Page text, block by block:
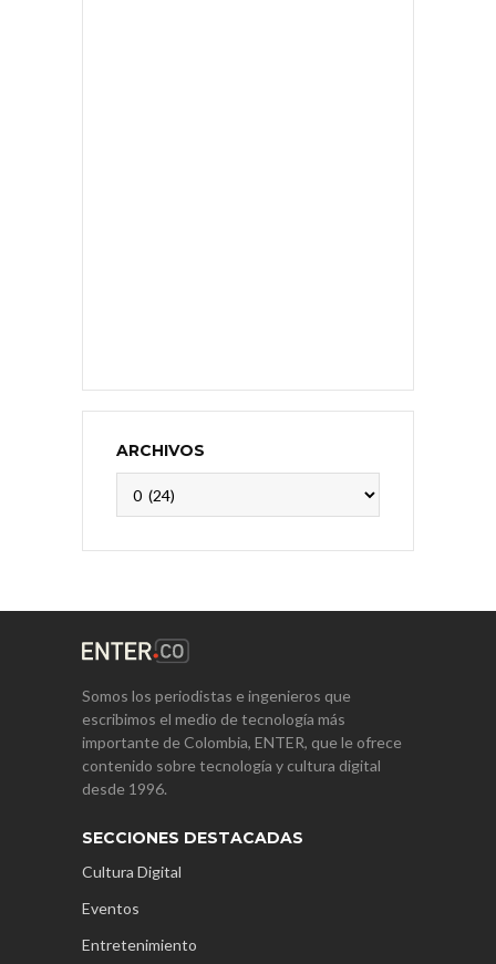
ARCHIVOS
Somos los periodistas e ingenieros que
escribimos el medio de tecnología más
importante de Colombia, ENTER, que le ofrece
contenido sobre tecnología y cultura digital
desde 1996.
SECCIONES DESTACADAS
Cultura Digital
Eventos
Entretenimiento